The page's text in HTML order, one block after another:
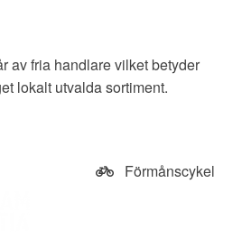
av fria handlare vilket betyder
lokalt utvalda sortiment.
Förmånscykel